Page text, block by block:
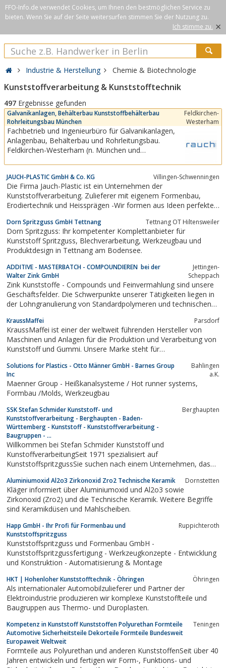
FFO-Info.de verwendet Cookies, um Ihnen den bestmöglichen Service zu
bieten. Wenn Sie auf der Seite weitersurfen stimmen Sie der Nutzung zu.
Ich stimme zu. ×
Industrie & Herstellung Chemie & Biotechnologie
Kunststoffverarbeitung & Kunststofftechnik
497 Ergebnisse gefunden
Galvanikanlagen, Behälterbau Kunststoffbehälterbau
Rohrleitungsbau München
Feldkirchen-
Westerham
Fachbetrieb und Ingenieurbüro für Galvanikanlagen,
Anlagenbau, Behälterbau und Rohrleitungsbau.
Feldkirchen-Westerham (n. München und
Kompetenz.Individuelle Beratung und professionelle
Ausführung für die Umsetzung Ihrer...
JAUCH-PLASTIC GmbH & Co. KG Villingen-Schwenningen
Die Firma Jauch-Plastic ist ein Unternehmen der
Kunststoffverarbeitung. Zulieferer mit eigenem Formenbau,
Erodiertechnik und Heissprägen -Wir formen aus Ideen perfekte
Dorn Spritzguss GmbH Tettnang Tettnang OT Hiltensweiler
Dorn Spritzguss: Ihr kompetenter Komplettanbieter für
Kunststoff Spritzguss, Blechverarbeitung, Werkzeugbau und
Produktdesign in Tettnang am Bodensee.
ADDITIVE - MASTERBATCH - COMPOUNDIEREN bei der
Walter Zink GmbH
Jettingen-
Scheppach
Zink Kunststoffe - Compounds und Feinvermahlung sind unsere
Geschäftsfelder. Die Schwerpunkte unserer Tätigkeiten liegen in
der Lohngranulierung von Standardpolymeren und technischen
KraussMaffei Parsdorf
KraussMaffei ist einer der weltweit führenden Hersteller von
Maschinen und Anlagen für die Produktion und Verarbeitung von
Kunststoff und Gummi. Unsere Marke steht für
Leistungsspektrum umfasst sämtliche Technologien in der
Solutions for Plastics - Otto Männer GmbH - Barnes Group
Inc
Bahlingen
a.K.
Maenner Group - Heißkanalsysteme / Hot runner systems,
Formbau /Molds, Werkzeugbau
SSK Stefan Schmider Kunststoff- und
Kunststoffverarbeitung - Berghaupten - Baden-
Württemberg - Kunststoff - Kunststoffverarbeitung -
Baugruppen - ...
Berghaupten
Willkommen bei Stefan Schmider Kunststoff und
KunstoffverarbeitungSeit 1971 spezialisiert auf
KunststoffspritzgussSie suchen nach einem Unternehmen, das
kundenorientiertes Unternehmen stellen wir uns mit einem
kompletten Leistungsangebot neuen Herausforderungen.
Aluminiumoxid Al2o3 Zirkonoxid Zro2 Technische Keramik Dornstetten
Kläger informiert über Aluminiumoxid und Al2o3 sowie
Zirkonoxid (Zro2) und die Technische Keramik. Weitere Begriffe
sind Keramikdüsen und Mahlscheiben.
Happ GmbH - Ihr Profi für Formenbau und
Kunststoffspritzguss
Ruppichteroth
Kunststoffspritzguss und Formenbau GmbH -
Kunststoffspritzgussfertigung - Werkzeugkonzepte - Entwicklung
und Konstruktion - Automatisierung & Montage
HKT | Hohenloher Kunststofftechnik - Öhringen Öhringen
Als internationaler Automobilzulieferer und Partner der
Elektroindustrie produzieren wir komplexe Kunststoffteile und
Baugruppen aus Thermo- und Duroplasten.
Kompetenz in Kunststoff Kunststoffen Polyurethan Formteile
Automotive Sicherheitsteile Dekorteile Formteile Bundesweit
Europaweit Weltweit
Teningen
Formteile aus Polyurethan und anderen KunststoffenSeit über 40
Jahren entwickeln und fertigen wir Form-, Funktions- und